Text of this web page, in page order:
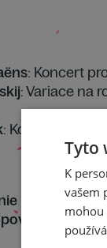
: Koncert
: Variace na
: Koncert pro
Tyto
K
vašem
mohou